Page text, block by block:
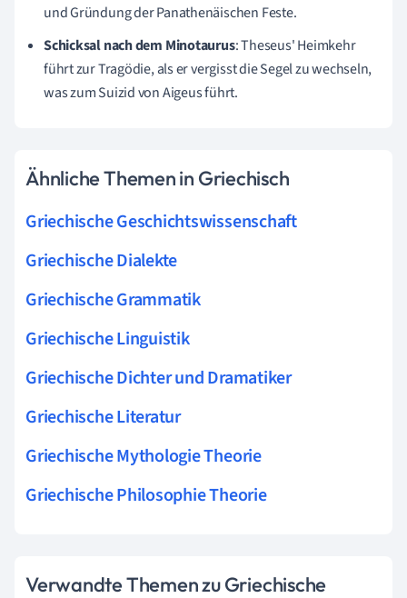
und Gründung der Panathenäischen Feste.
Schicksal nach dem Minotaurus: Theseus' Heimkehr
führt zur Tragödie, als er vergisst die Segel zu wechseln,
was zum Suizid von Aigeus führt.
Ähnliche Themen in Griechisch
Griechische Geschichtswissenschaft
Griechische Dialekte
Griechische Grammatik
Griechische Linguistik
Griechische Dichter und Dramatiker
Griechische Literatur
Griechische Mythologie Theorie
Griechische Philosophie Theorie
Verwandte Themen zu Griechische